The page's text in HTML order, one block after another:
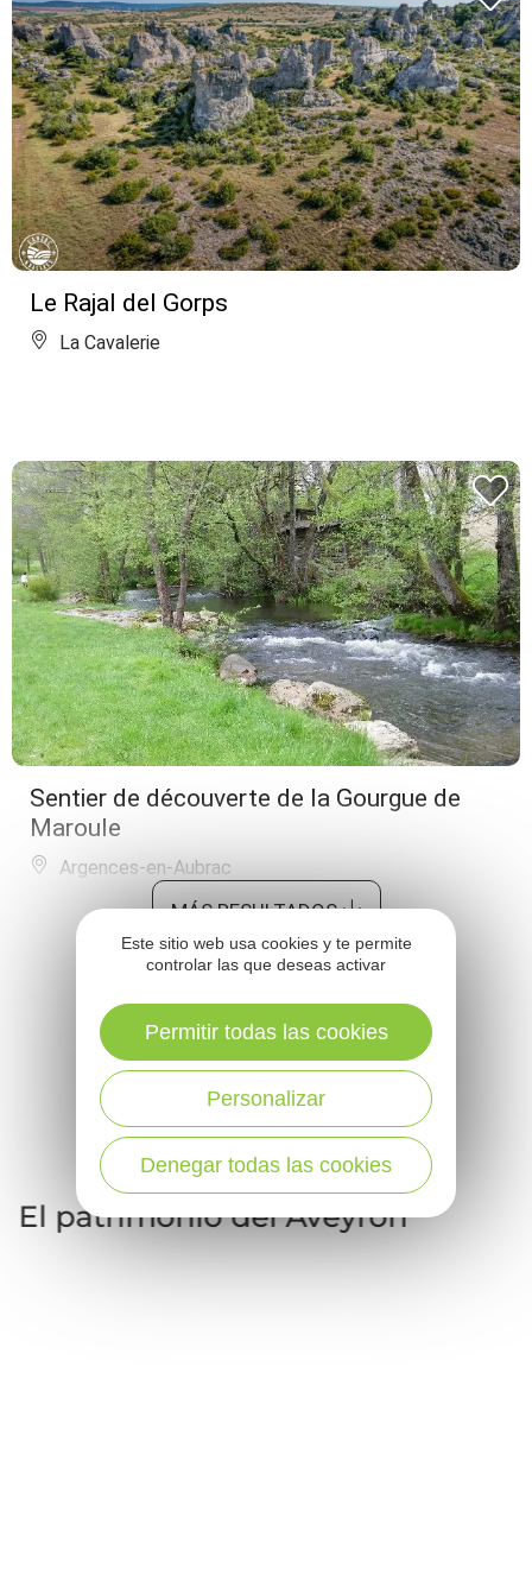
Le Rajal del Gorps
La Cavalerie
Sentier de découverte de la Gourgue de
Maroule
Argences-en-Aubrac
MÁS RESULTADOS
Másinformación
El patrimonio del Aveyron
Este sitio web usa cookies y te permite
controlar las que deseas activar
Denegar todas las cookies
Personalizar
Permitir todas las cookies